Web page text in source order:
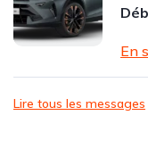
En
Lire tous les messages